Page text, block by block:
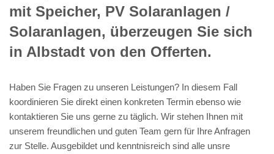
mit Speicher, PV Solaranlagen /
Solaranlagen, überzeugen Sie sich
in Albstadt von den Offerten.
Haben Sie Fragen zu unseren Leistungen? In diesem Fall
koordinieren Sie direkt einen konkreten Termin ebenso wie
kontaktieren Sie uns gerne zu täglich. Wir stehen Ihnen mit
unserem freundlichen und guten Team gern für Ihre Anfragen
zur Stelle. Ausgebildet und kenntnisreich sind alle unsre